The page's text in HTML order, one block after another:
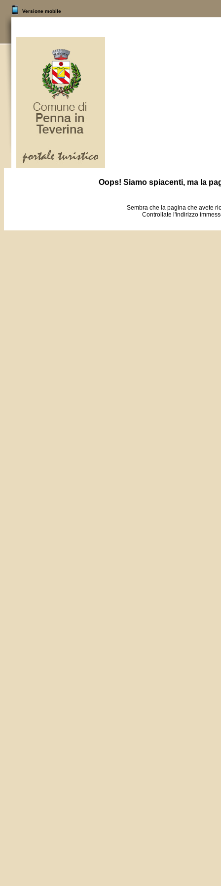
Versione mobile
Oops! Siamo spiacenti, ma la
Sembra che la pagina che avete
Controllate l'indirizzo